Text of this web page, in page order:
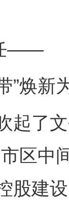
——
新为
了文
市区
股建